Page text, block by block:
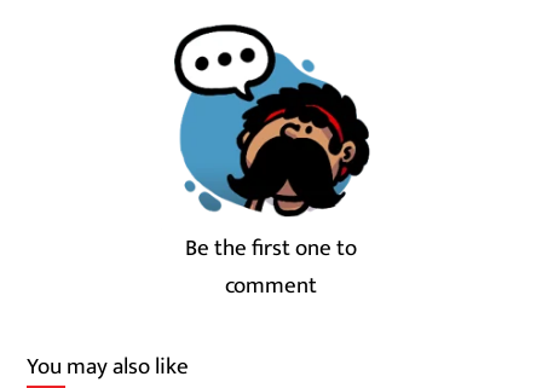
Be the first one to
comment
You may also like